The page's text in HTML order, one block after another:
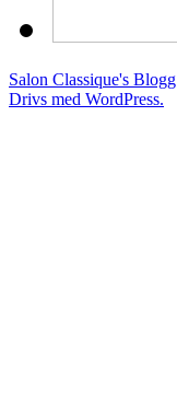
Salon Classique's Blogg
Drivs med WordPress.